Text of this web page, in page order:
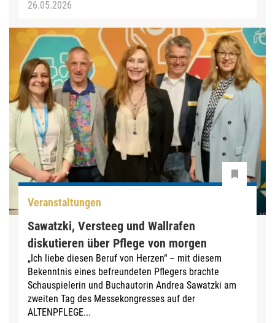
26.05.2026
Veranstaltungen
Sawatzki, Versteeg und Wallrafen
diskutieren über Pflege von morgen
„Ich liebe diesen Beruf von Herzen“ – mit diesem
Bekenntnis eines befreundeten Pflegers brachte
Schauspielerin und Buchautorin Andrea Sawatzki am
zweiten Tag des Messekongresses auf der
ALTENPFLEGE...